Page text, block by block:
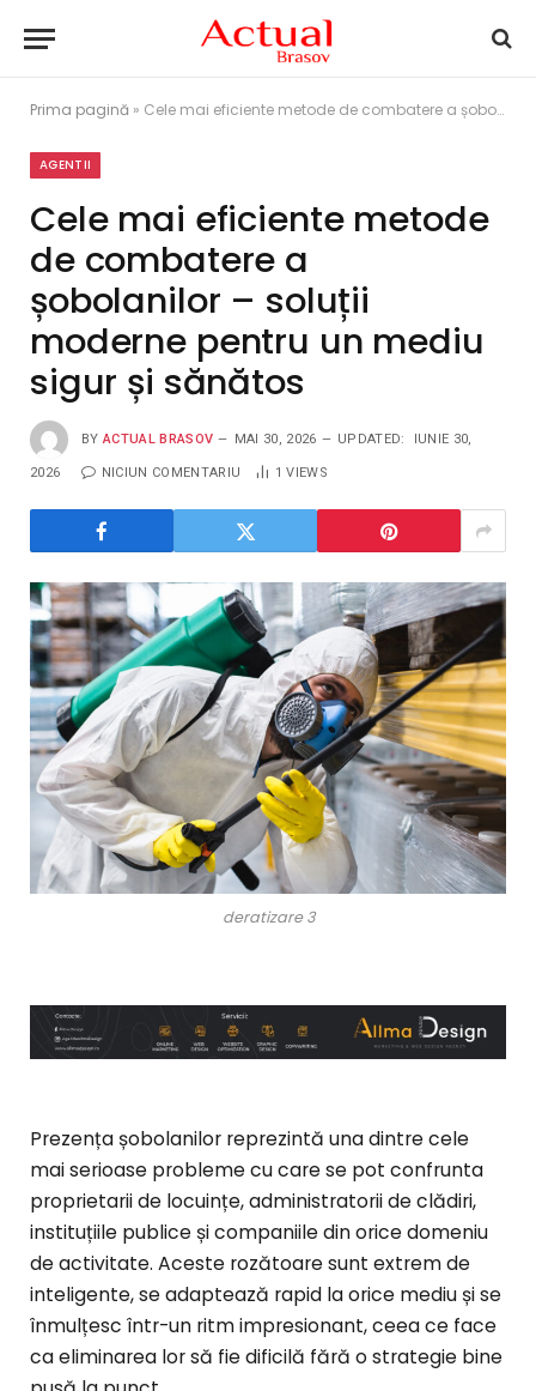
Prima pagină » Cele mai eficiente metode de combatere a șobolanilor – soluții moderne pentru un mediu sigur și sănătos
AGENTII
Cele mai eficiente metode
de combatere a
șobolanilor – soluții
moderne pentru un mediu
sigur și sănătos
BY ACTUAL BRASOV MAI 30, 2026 UPDATED: IUNIE 30,
2026 NICIUN COMENTARIU 1VIEWS
deratizare 3
Prezența șobolanilor reprezintă una dintre cele
mai serioase probleme cu care se pot confrunta
proprietarii de locuințe, administratorii de clădiri,
instituțiile publice și companiile din orice domeniu
de activitate. Aceste rozătoare sunt extrem de
inteligente, se adaptează rapid la orice mediu și se
înmulțesc într-un ritm impresionant, ceea ce face
ca eliminarea lor să fie dificilă fără o strategie bine